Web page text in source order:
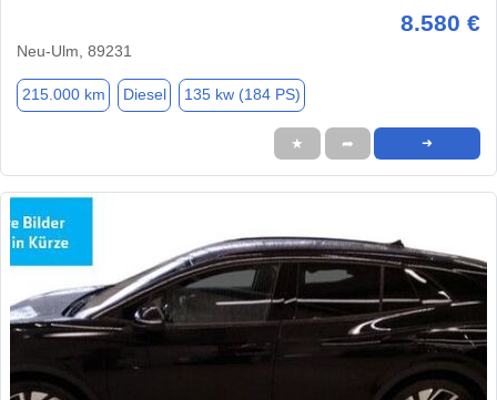
8.580 €
Neu-Ulm, 89231
215.000 km Diesel 135 kw (184 PS)
★ ➦ ➜